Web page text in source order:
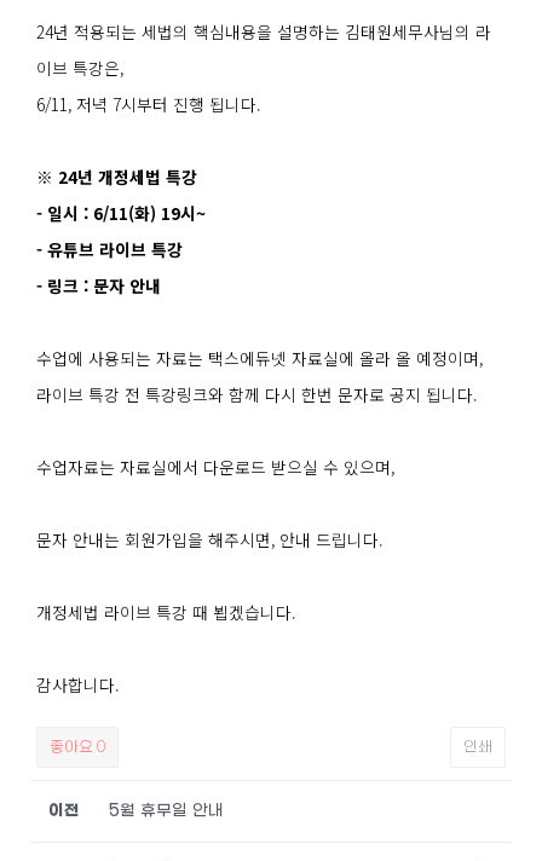
24년 적용되는 세법의 핵심내용을 설명하는 김태원세무사님의 라
이브 특강은,
6/11, 저녁 7시부터 진행 됩니다.
※ 24년 개정세법 특강
- 일시 : 6/11(화) 19시~
- 유튜브 라이브 특강
- 링크 : 문자 안내
수업에 사용되는 자료는 택스에듀넷 자료실에 올라 올 예정이며,
라이브 특강 전 특강링크와 함께 다시 한번 문자로 공지 됩니다.
수업자료는 자료실에서 다운로드 받으실 수 있으며,
문자 안내는 회원가입을 해주시면, 안내 드립니다.
개정세법 라이브 특강 때 뵙겠습니다.
감사합니다.
좋아요 0 인쇄
이전 5월 휴무일 안내